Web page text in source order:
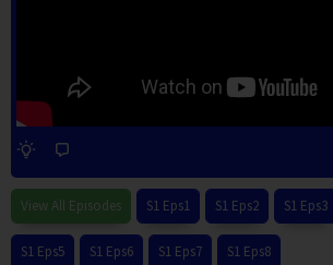
View All Episodes S1 Eps1 S1 Eps2 S1 Eps3
S1 Eps5 S1 Eps6 S1 Eps7 S1 Eps8